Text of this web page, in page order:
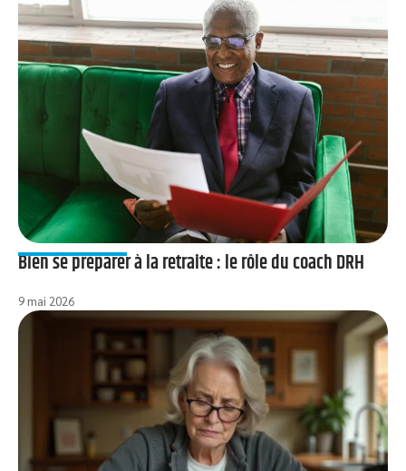
Bien se préparer à la retraite : le rôle du coach DRH
9 mai 2026